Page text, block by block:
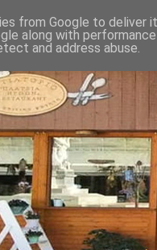
from Google to deliver
along with
and address abuse.